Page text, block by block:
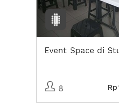
Event Space di
8 Rp